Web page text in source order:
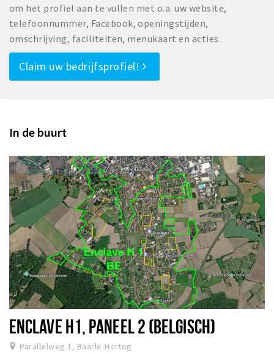
om het profiel aan te vullen met o.a. uw website,
telefoonnummer, Facebook, openingstijden,
omschrijving, faciliteiten, menukaart en acties.
Claim uw bedrijfsprofiel!
In de buurt
ENCLAVE H1, PANEEL 2 (BELGISCH)
Parallelweg 1, Baarle-Hertog